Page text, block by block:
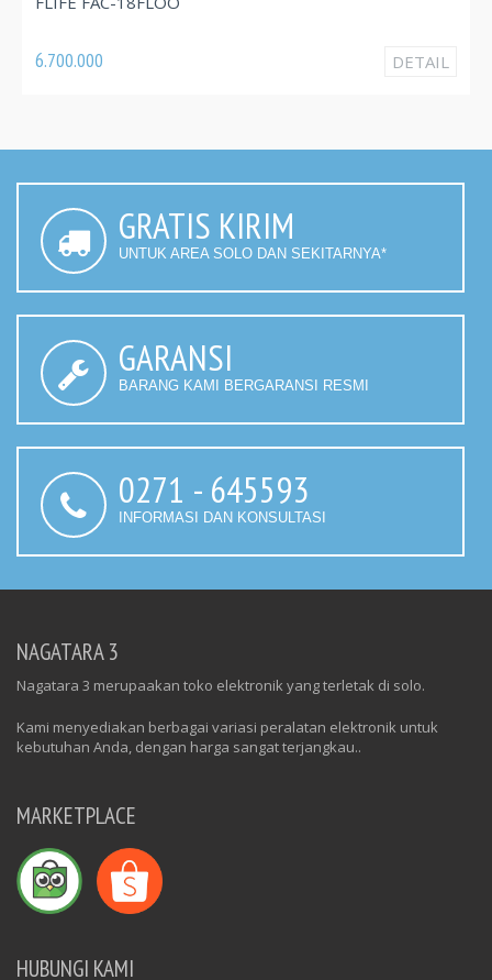
FLIFE FAC-18FLOO
6.700.000 DETAIL
GRATIS KIRIM
UNTUK AREA SOLO DAN SEKITARNYA*
GARANSI
BARANG KAMI BERGARANSI RESMI
0271 - 645593
INFORMASI DAN KONSULTASI
NAGATARA 3
Nagatara 3 merupaakan toko elektronik yang terletak di solo.
Kami menyediakan berbagai variasi peralatan elektronik untuk
kebutuhan Anda, dengan harga sangat terjangkau..
MARKETPLACE
HUBUNGI KAMI